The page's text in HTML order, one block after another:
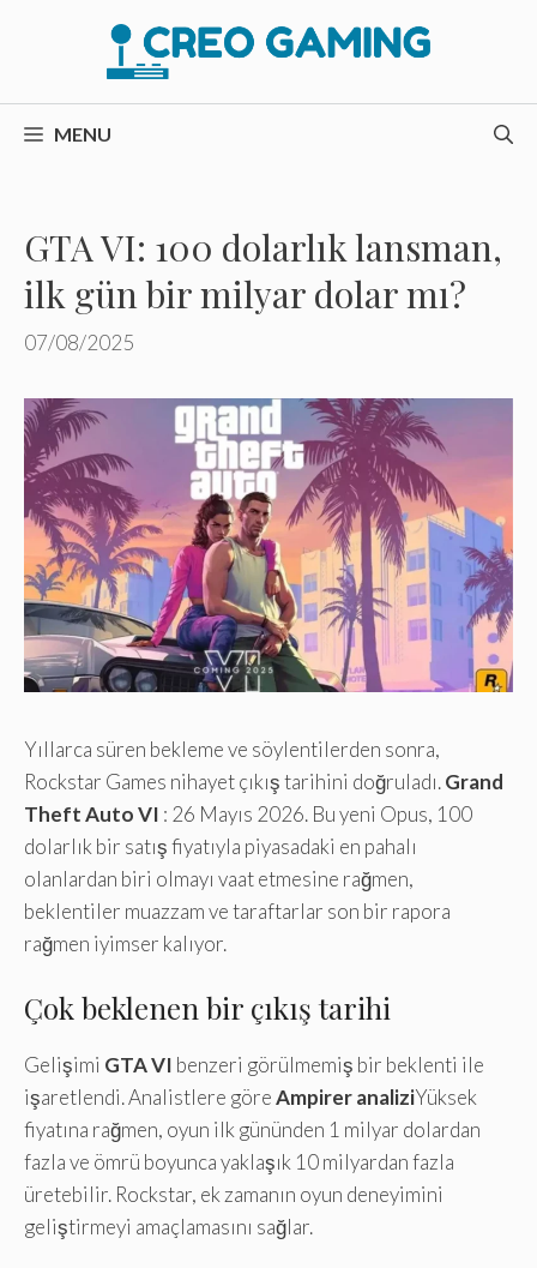
MENU
GTA VI: 100 dolarlık lansman,
ilk gün bir milyar dolar mı?
07/08/2025
Yıllarca süren bekleme ve söylentilerden sonra,
Rockstar Games nihayet çıkış tarihini doğruladı.Grand
Theft Auto VI : 26 Mayıs 2026. Bu yeni Opus, 100
dolarlık bir satış fiyatıyla piyasadaki en pahalı
olanlardan biri olmayı vaat etmesine rağmen,
beklentiler muazzam ve taraftarlar son bir rapora
rağmen iyimser kalıyor.
Çok beklenen bir çıkış tarihi
Gelişimi GTA VI benzeri görülmemiş bir beklenti ile
işaretlendi. Analistlere göreAmpirer analiziYüksek
fiyatına rağmen, oyun ilk gününden 1 milyar dolardan
fazla ve ömrü boyunca yaklaşık 10 milyardan fazla
üretebilir. Rockstar, ek zamanın oyun deneyimini
geliştirmeyi amaçlamasını sağlar.